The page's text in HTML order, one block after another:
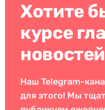
Хотите
курсе
Наш Telegram-
для этого! Мы